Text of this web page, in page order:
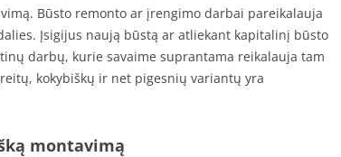
Būsto remonto ar įrengimo darbai pareikalauja
Įsigijus naują būstą ar atliekant kapitalinį būsto
darbų, kurie savaime suprantama reikalauja tam
kokybiškų ir net pigesnių variantų yra
montavimą